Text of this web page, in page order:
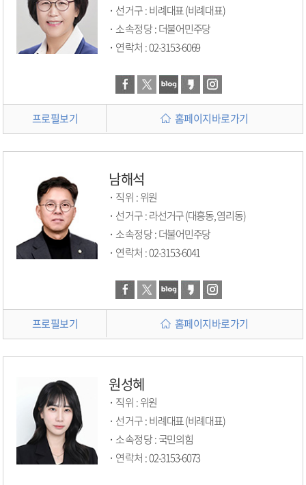
선거구 :
비례대표 (비례대표)
소속정당 :더불어민주당
연락처 :02-3153-6069
프로필보기 홈페이지바로가기
남해석
직위 :위원
선거구 :
라선거구 (대흥동, 염리동)
소속정당 :더불어민주당
연락처 :02-3153-6041
프로필보기 홈페이지바로가기
원성혜
직위 :위원
선거구 :
비례대표 (비례대표)
소속정당 :국민의힘
연락처 :02-3153-6073